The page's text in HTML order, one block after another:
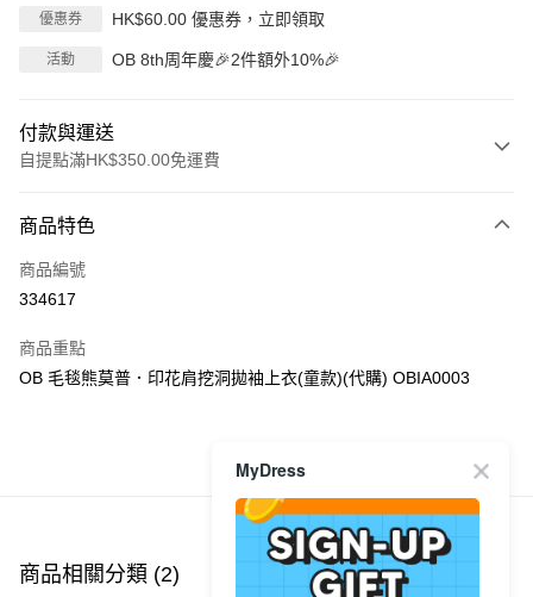
優惠券 HK$60.00 優惠券，立即領取
活動 OB 8th周年慶🎉2件額外10%🎉
付款與運送
自提點滿HK$350.00免運費
信用卡
Apple Pay
PayMe
每筆HK$40.00，滿HK$350.00或以上免運費
付款後順豐站及營業點
商品特色
商品編號
334617
商品重點
OB 毛毯熊莫普．印花肩挖洞拋袖上衣(童款)(代購) OBIA0003
商品推薦
商品相關分類 (2)
MyDress